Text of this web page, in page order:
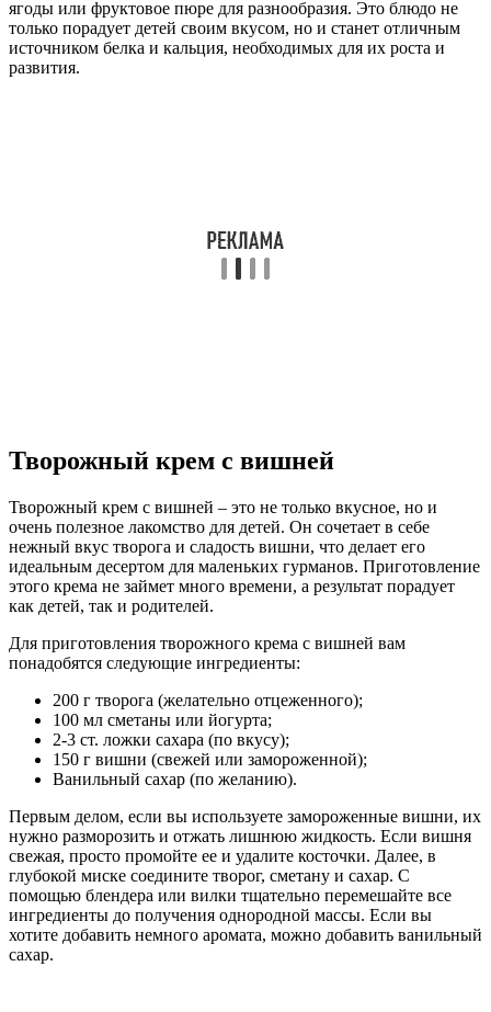
ягоды или фруктовое пюре для разнообразия. Это блюдо не
только порадует детей своим вкусом, но и станет отличным
источником белка и кальция, необходимых для их роста и
развития.
Творожный крем с вишней
Творожный крем с вишней – это не только вкусное, но и
очень полезное лакомство для детей. Он сочетает в себе
нежный вкус творога и сладость вишни, что делает его
идеальным десертом для маленьких гурманов. Приготовление
этого крема не займет много времени, а результат порадует
как детей, так и родителей.
Для приготовления творожного крема с вишней вам
понадобятся следующие ингредиенты:
200 г творога (желательно отцеженного);
100 мл сметаны или йогурта;
2-3 ст. ложки сахара (по вкусу);
150 г вишни (свежей или замороженной);
Ванильный сахар (по желанию).
Первым делом, если вы используете замороженные вишни, их
нужно разморозить и отжать лишнюю жидкость. Если вишня
свежая, просто промойте ее и удалите косточки. Далее, в
глубокой миске соедините творог, сметану и сахар. С
помощью блендера или вилки тщательно перемешайте все
ингредиенты до получения однородной массы. Если вы
хотите добавить немного аромата, можно добавить ванильный
сахар.